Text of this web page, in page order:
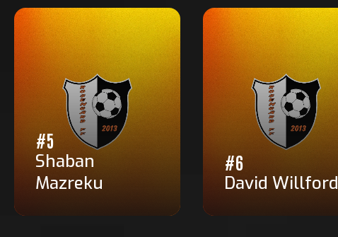
#5
Shaban
Mazreku
#6
David Willford